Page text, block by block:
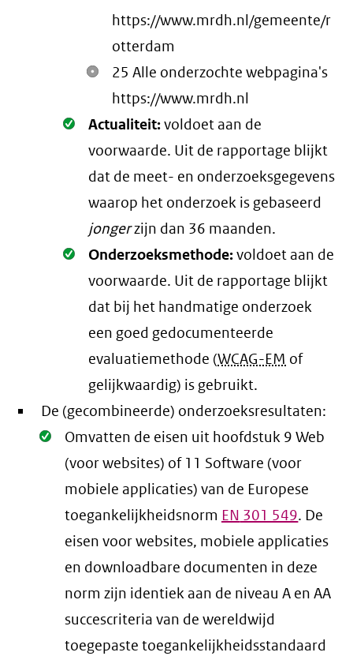
https://www.mrdh.nl/gemeente/r
otterdam
25 Alle onderzochte webpagina's
https://www.mrdh.nl
Oké.
Actualiteit:voldoet aan de
voorwaarde. Uit de rapportage blijkt
dat de meet- en onderzoeksgegevens
waarop het onderzoek is gebaseerd
jongerzijn dan 36 maanden.
Oké.
Onderzoeksmethode:voldoet aan de
voorwaarde. Uit de rapportage blijkt
dat bij het handmatige onderzoek
een goed gedocumenteerde
evaluatiemethode (WCAG-EM of
gelijkwaardig) is gebruikt.
De (gecombineerde) onderzoeksresultaten:
Oké.
Omvatten de eisen uit hoofdstuk 9 Web
(voor websites) of 11 Software (voor
mobiele applicaties) van de Europese
toegankelijkheidsnorm EN 301 549. De
eisen voor websites, mobiele applicaties
en downloadbare documenten in deze
norm zijn identiek aan de niveau A en AA
succescriteria van de wereldwijd
toegepaste toegankelijkheidsstandaard